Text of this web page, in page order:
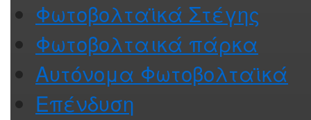
Φωτοβολταϊκά Στέγης
Φωτοβολταικά πάρκα
Αυτόνομα Φωτοβολταϊκά
Επένδυση